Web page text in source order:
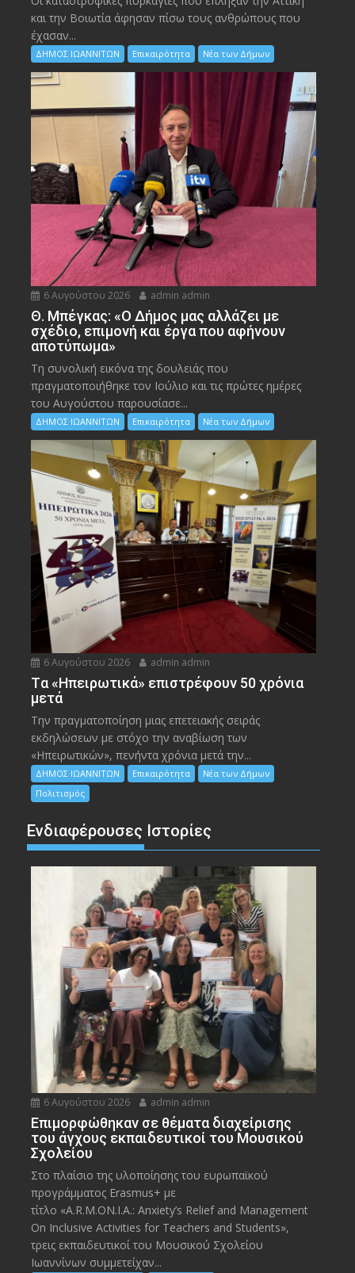
και την Bοιωτία άφησαν πίσω τους ανθρώπους που
έχασαν...
ΔΗΜΟΣ ΙΩΑΝΝΙΤΩΝ Επικαιρότητα Νέα των Δήμων
6 Αυγούστου 2026 admin admin
Θ. Μπέγκας: «Ο Δήμος μας αλλάζει με
σχέδιο, επιμονή και έργα που αφήνουν
αποτύπωμα»
Τη συνολική εικόνα της δουλειάς που
πραγματοποιήθηκε τον Ιούλιο και τις πρώτες ημέρες
του Αυγούστου παρουσίασε...
ΔΗΜΟΣ ΙΩΑΝΝΙΤΩΝ Επικαιρότητα Νέα των Δήμων
6 Αυγούστου 2026 admin admin
Tα «Ηπειρωτικά» επιστρέφουν 50 χρόνια
μετά
Την πραγματοποίηση μιας επετειακής σειράς
εκδηλώσεων με στόχο την αναβίωση των
«Ηπειρωτικών», πενήντα χρόνια μετά την...
ΔΗΜΟΣ ΙΩΑΝΝΙΤΩΝ Επικαιρότητα
Νέα των Δήμων
Πολιτισμός
Ενδιαφέρουσες Ιστορίες
6 Αυγούστου 2026 admin admin
Eπιμορφώθηκαν σε θέματα διαχείρισης
του άγχους εκπαιδευτικοί του Μουσικού
Σχολείου
Στο πλαίσιο της υλοποίησης του ευρωπαϊκού
προγράμματος Erasmus+ με
τίτλο «A.R.M.ON.I.A.: Anxiety’s Relief and Management
On Inclusive Activities for Teachers and Students»,
τρεις εκπαιδευτικοί του Μουσικού Σχολείου
Ιωαννίνων συμμετείχαν...